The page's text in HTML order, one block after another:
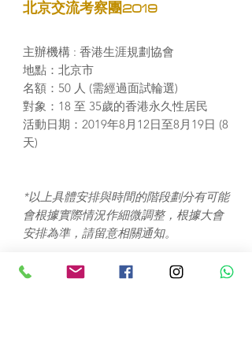
北京交流考察團2019
主辦機構 : 香港生涯規劃協會
地點：北京市
名額：50 人 (需經過面試輪選)
對象：18 至 35歲的香港永久性居民
活動日期 ： 2019年8月12日至8月19日 (8
天)
*以上具體安排與時間的階段劃分有可能
會根據實際情況作細微調整，根據大會
安排為準，請留意相關通知。
活動詳情